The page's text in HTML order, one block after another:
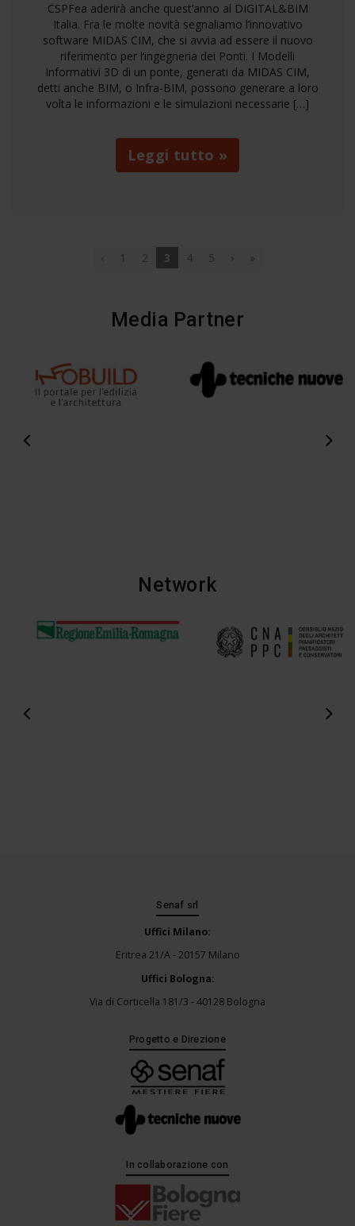
CSPFea aderirà anche quest’anno al DIGITAL&BIM
Italia. Fra le molte novità segnaliamo l’innovativo
software MIDAS CIM, che si avvia ad essere il nuovo
riferimento per l’ingegneria dei Ponti. I Modelli
Informativi 3D di un ponte, generati da MIDAS CIM,
detti anche BIM, o Infra-BIM, possono generare a loro
volta le informazioni e le simulazioni necessarie […]
Leggi tutto »
‹ 1 2 3 4 5 › »
Media Partner
Network
Senaf srl
Uffici Milano:
Eritrea 21/A - 20157 Milano
Uffici Bologna:
Via di Corticella 181/3 - 40128 Bologna
Progetto e Direzione
In collaborazione con